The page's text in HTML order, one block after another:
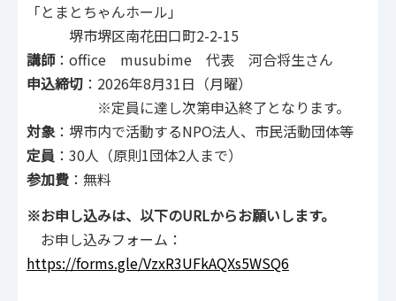
「とまとちゃんホール」
堺市堺区南花田口町2-2-15
講師：office musubime 代表 河合将生さん
申込締切 ：2026年8月31日（月曜）
※定員に達し次第申込終了となります。
対象：堺市内で活動するNPO法人、市民活動団体等
定員 ：30人（原則1団体2人まで）
参加費 ：無料
※お申し込みは、以下のURLからお願いします。
お申し込みフォーム：
https://forms.gle/VzxR3UFkAQXs5WSQ6